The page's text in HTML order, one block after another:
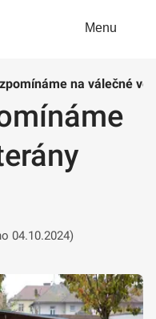
Menu
na válečné
04.10.2024)